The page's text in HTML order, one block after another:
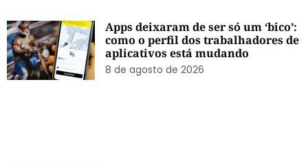
Apps deixaram de ser só um ‘bico’:
como o perfil dos trabalhadores de
aplicativos está mudando
8 de agosto de 2026